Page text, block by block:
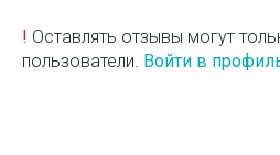
! Оставлять отзывы могут
пользователи. Войти в